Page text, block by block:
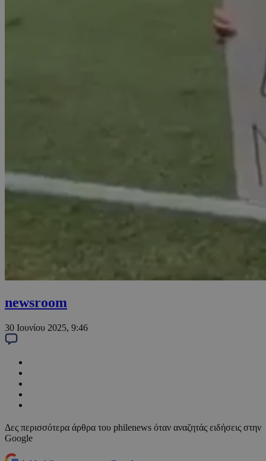
newsroom
30 Ιουνίου 2025, 9:46
Δες περισσότερα άρθρα του philenews όταν αναζητάς ειδήσεις στην
Google